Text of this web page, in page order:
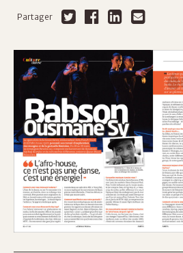
Partager